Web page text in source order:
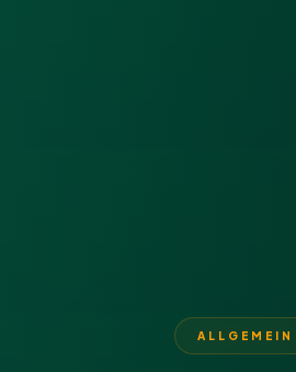
ALLGEMEIN